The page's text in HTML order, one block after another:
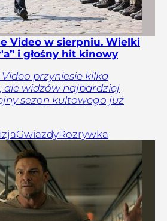
Video w sierpniu. Wielki
i głośny hit kinowy
przyniesie kilka
ale widzów najbardziej
sezon kultowego już
GwiazdyRozrywka